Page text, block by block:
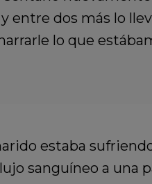
dos más lo
lo que
estaba
sanguíneo a una